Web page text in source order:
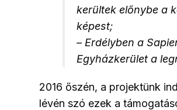
kerültek előnybe a
képest;
– Erdélyben a
Egyházkerület a
2016 őszén, a projektünk
lévén szó ezek a